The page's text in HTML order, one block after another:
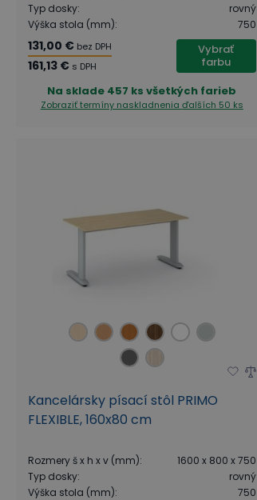
Typ dosky:
rovný
Výška stola (mm): 750
131,00 € bez DPH
161,13 € s DPH
Vybrať
farbu
Na sklade 457 ks všetkých farieb
Zobraziť termíny naskladnenia ďalších 50 ks
Kancelársky písací stôl PRIMO
FLEXIBLE, 160x80 cm
Rozmery š x h x v (mm):
1600 x 800 x 750
Typ dosky:
rovný
Výška stola (mm): 750